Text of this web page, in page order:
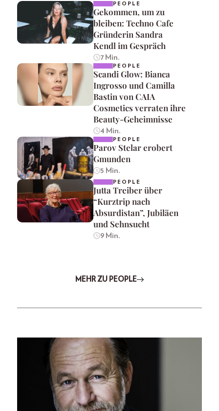
PEOPLE
Gekommen, um zu
bleiben: Techno Cafe
Gründerin Sandra
Kendl im Gespräch
7 Min.
PEOPLE
Scandi Glow: Bianca
Ingrosso und Camilla
Bastin von CAIA
Cosmetics verraten ihre
Beauty-Geheimnisse
4 Min.
PEOPLE
Parov Stelar erobert
Gmunden
5 Min.
PEOPLE
Jutta Treiber über
“Kurztrip nach
Absurdistan”, Jubiläen
und Sehnsucht
9 Min.
MEHR ZU PEOPLE